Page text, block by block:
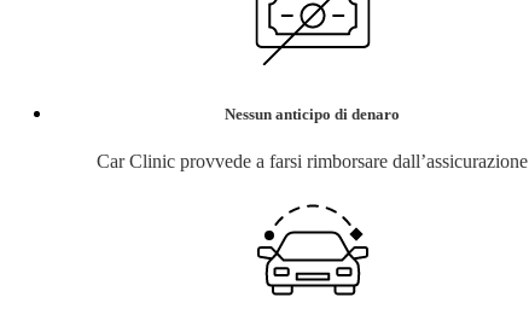
Nessun anticipo di denaro
Car Clinic provvede a farsi rimborsare dall’assicurazione